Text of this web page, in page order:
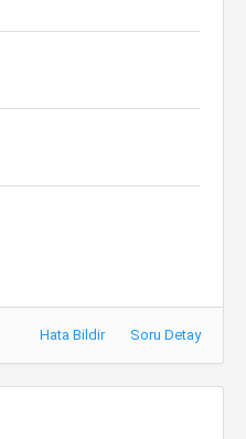
Hata Bildir Soru Detay